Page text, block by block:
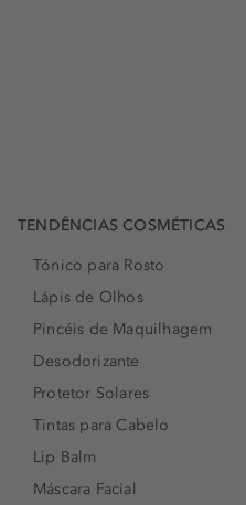
TENDÊNCIAS COSMÉTICAS
Tónico para Rosto
Lápis de Olhos
Pincéis de Maquilhagem
Desodorizante
Protetor Solares
Tintas para Cabelo
Lip Balm
Máscara Facial